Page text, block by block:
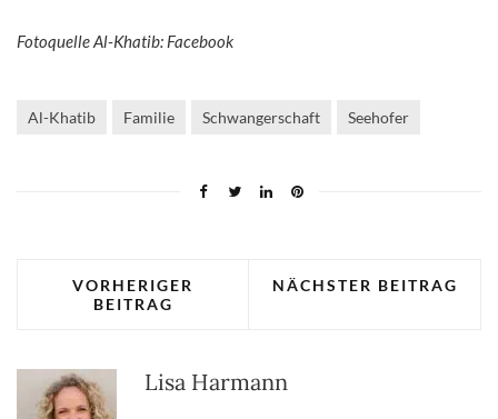
Fotoquelle Al-Khatib: Facebook
Al-Khatib Familie Schwangerschaft Seehofer
VORHERIGER
BEITRAG
NÄCHSTER BEITRAG
Lisa Harmann